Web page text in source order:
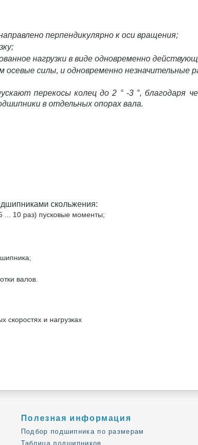
перпендикулярно к оси вращения;
нагрузки в виде одновременно
осевые силы, и одновременно незначительные
перекосы колец до 2 ° -3 °, благодаря
в отдельных опорах вала.
скольжения:
... 10 раз) пусковые моменты;
валов.
скоростях и нагрузках
Полезная информация
Подбор подшипника по размерам
Таблица подшипников